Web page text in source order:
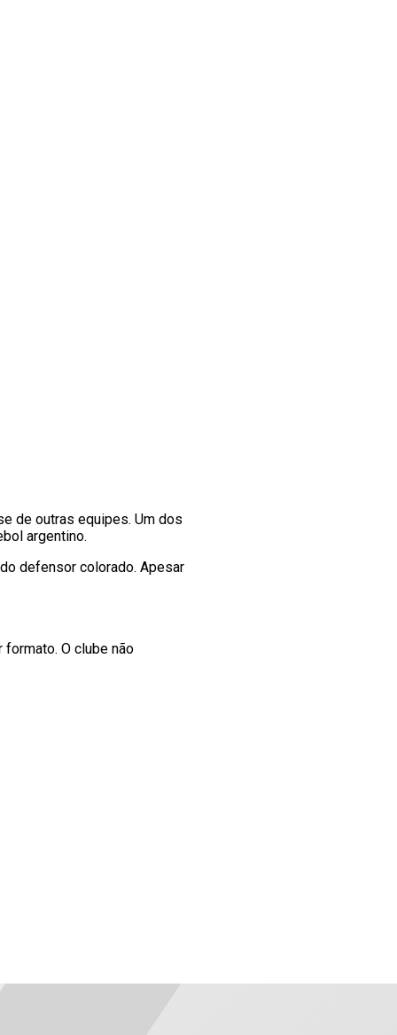
de outras equipes. Um dos
argentino.
do defensor colorado. Apesar
O clube não